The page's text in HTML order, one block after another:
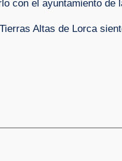
con el ayuntamiento
Altas de Lorca